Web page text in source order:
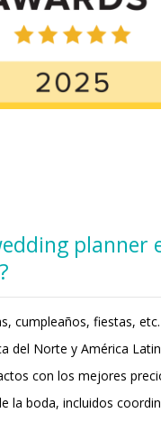
planner
cumpleaños, fiestas, etc.
del Norte y América
con los mejores
la boda, incluidos